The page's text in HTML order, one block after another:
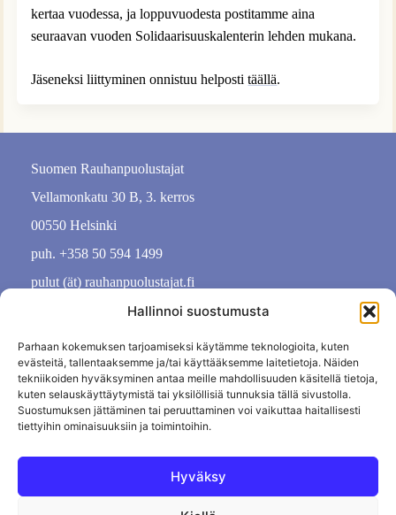
Hallinnoi suostumusta
Parhaan kokemuksen tarjoamiseksi käytämme teknologioita, kuten
evästeitä, tallentaaksemme ja/tai käyttääksemme laitetietoja. Näiden
tekniikoiden hyväksyminen antaa meille mahdollisuuden käsitellä tietoja,
kuten selauskäyttäytymistä tai yksilöllisiä tunnuksia tällä sivustolla.
Suostumuksen jättäminen tai peruuttaminen voi vaikuttaa haitallisesti
tiettyihin ominaisuuksiin ja toimintoihin.
Hyväksy
kertaa vuodessa, ja loppuvuodesta postitamme aina
seuraavan vuoden Solidaarisuuskalenterin lehden mukana.
Jäseneksi liittyminen onnistuu helpostitäällä.
Suomen Rauhanpuolustajat
Vellamonkatu 30 B, 3. kerros
00550 Helsinki
puh. +358 50 594 1499
pulut (ät) rauhanpuolustajat.fi